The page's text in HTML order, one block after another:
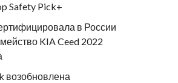
Safety Pick+
в России
KIA Ceed 2022
возобновлена